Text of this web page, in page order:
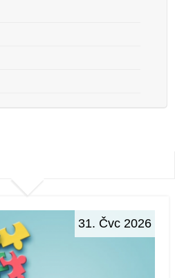
31. Čvc 2026